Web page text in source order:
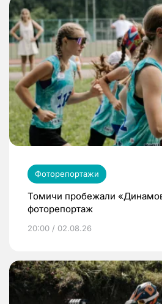
Фоторепортажи
Томичи пробежали
фоторепортаж
20:00 / 02.08.26